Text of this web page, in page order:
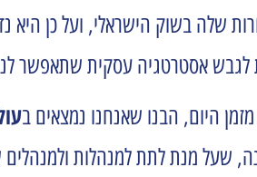
בשוק הישראלי, ועל כן היא
היום, הבנו שאנחנו נמצאים ב
שעל מנת לתת למנהלות